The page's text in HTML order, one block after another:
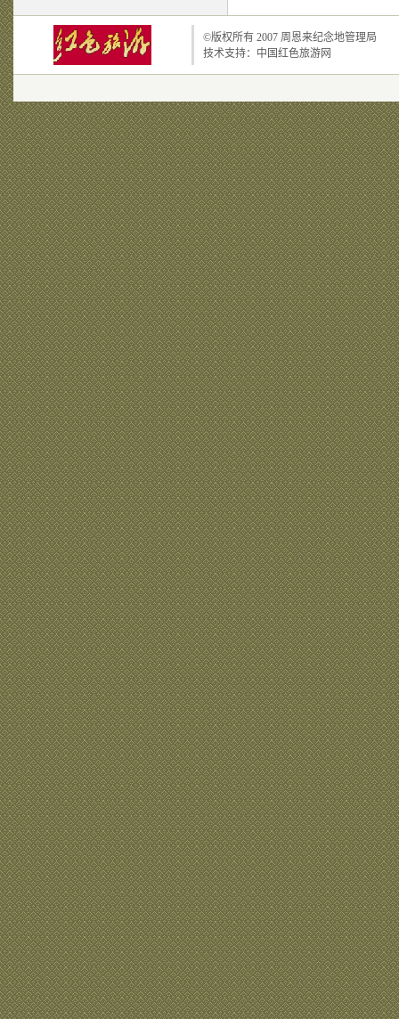
©版权所有 2007 周恩来纪念地管理局
技术支持： 中国红色旅游网